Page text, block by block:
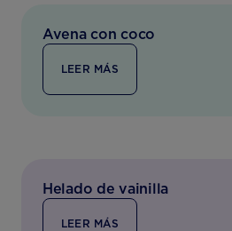
Avena con coco
LEER MÁS
Helado de vainilla
LEER MÁS